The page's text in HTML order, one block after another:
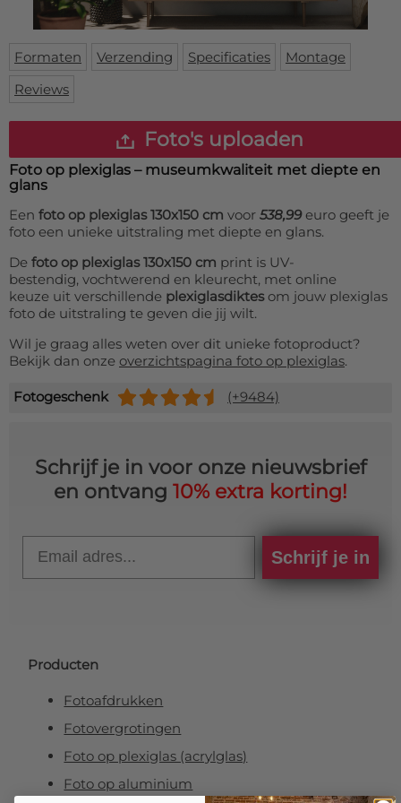
Deurmat
Vloermat
Skateboard deck
Over ons
Inloggen
WhatsApp
Formaten Verzending Specificaties
Montage
Reviews
Foto's uploaden
Foto op plexiglas – museumkwaliteit met diepte en
glans
Een foto op plexiglas 130x150 cm voor 538,99euro geeft je
foto een unieke uitstraling met diepte en glans.
De foto op plexiglas 130x150 cm print is UV-
bestendig, vochtwerend en kleurecht, met online
keuze uit verschillende plexiglasdiktesom jouw plexiglas
foto de uitstraling te geven die jij wilt.
Wil je graag alles weten over dit unieke fotoproduct?
Bekijk dan onze overzichtspagina foto op plexiglas.
Fotogeschenk (+9484)
Schrijf je in voor onze nieuwsbrief
en ontvang 10% extra korting!
Schrijf je in
Producten
Fotoafdrukken
Fotovergrotingen
Foto op plexiglas (acrylglas)
Foto op aluminium